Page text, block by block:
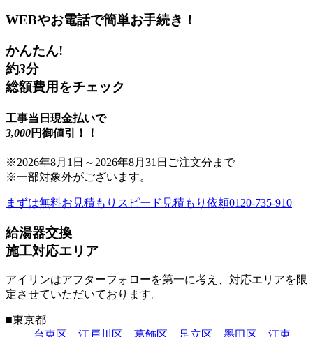
WEBやお電話で簡単お手続き！
かんたん!
約3分
総額費用をチェック
工事当日現金払いで
3,000円御値引！！
※2026年8月1日 ～ 2026年8月31日 ご注文分まで
※一部対象外がございます。
まずは無料お見積もり スピード見積もり依頼0120-735-910
給湯器交換
施工対応エリア
アイリンはアフターフォローを第一に考え、対応エリアを限
定させていただいております。
■東京都